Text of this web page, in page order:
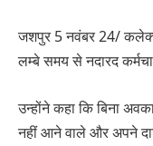
जशपुर 5 नवंबर 24/
लम्बे समय से नदारद
उन्होंने कहा कि बिना
नहीं आने वाले और अपने